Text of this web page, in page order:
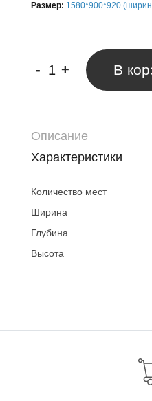
Размер: 1580*900*920
- + В
Описание
Характеристики
Количество мест
Ширина
Глубина
Высота